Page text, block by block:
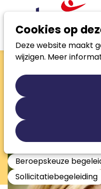
Cookies op
Deze website maakt
wijzigen. Meer
Zoek
Carla
Geregistreerd
& burnoutcoach
Loopbaanontwikkeling
Persoonlijke
Stress en burnout
Beroepskeuze
Sollicitatiebegeleiding